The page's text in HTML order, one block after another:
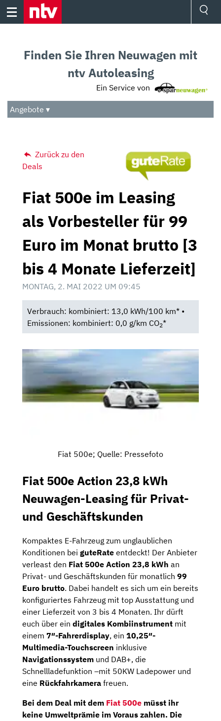
Skip
Audio
Das Beste
Finden Sie Ihren Neuwagen mit
ntv Autoleasing
Ein Service von
Angebote ▾
Zurück zu den
Deals
Fiat 500e im Leasing
als Vorbesteller für 99
Euro im Monat brutto [3
bis 4 Monate Lieferzeit]
MONTAG, 2. MAI 2022 UM 09:45
Verbrauch: kombiniert: 13,0 kWh/100 km* •
Emissionen: kombiniert: 0,0 g/km CO2*
Fiat 500e; Quelle: Pressefoto
Fiat 500e Action 23,8 kWh
Neuwagen-Leasing für Privat-
und Geschäftskunden
Kompaktes E-Fahrzeug zum unglaublichen
Konditionen bei guteRate entdeckt! Der Anbieter
verleast den Fiat 500e Action 23,8 kWh an
Privat- und Geschäftskunden für monatlich 99
Euro brutto. Dabei handelt es sich um ein bereits
konfiguriertes Fahrzeug mit top Ausstattung und
einer Lieferzeit von 3 bis 4 Monaten. Ihr dürft
euch über ein digitales Kombiinstrument mit
einem 7″-Fahrerdisplay, ein 10,25″-
Multimedia-Touchscreen inklusive
Navigationssystem und DAB+, die
Schnellladefunktion –mit 50KW Ladepower und
eine Rückfahrkamera freuen.
Bei dem Deal mit dem Fiat 500e müsst ihr
keine Umweltprämie im Voraus zahlen. Die